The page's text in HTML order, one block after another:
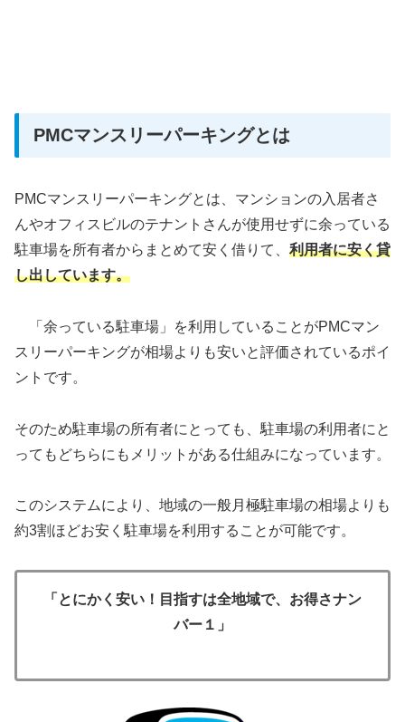
PMCマンスリーパーキングとは
PMCマンスリーパーキングとは、マンションの入居者さ
んやオフィスビルのテナントさんが使用せずに余っている
駐車場を所有者からまとめて安く借りて、 利用者に安く貸
し出しています。
「余っている駐車場」を利用していることがPMCマン
スリーパーキングが相場よりも安いと評価されているポイ
ントです。
そのため駐車場の所有者にとっても、駐車場の利用者にと
ってもどちらにもメリットがある仕組みになっています。
このシステムにより、地域の一般月極駐車場の相場よりも
約3割ほどお安く駐車場を利用することが可能です。
「とにかく安い！目指すは全地域で、お得さナン
バー１」